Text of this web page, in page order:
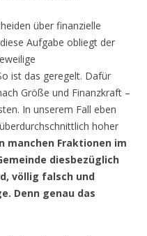
über finanzielle
Aufgabe obliegt der
ist das geregelt. Dafür
Größe und Finanzkraft –
In unserem Fall eben
hoher
manchen Fraktionen im
diesbezüglich
völlig falsch und
Denn genau das